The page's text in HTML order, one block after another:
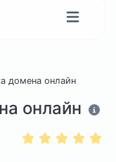
домена онлайн
онлайн